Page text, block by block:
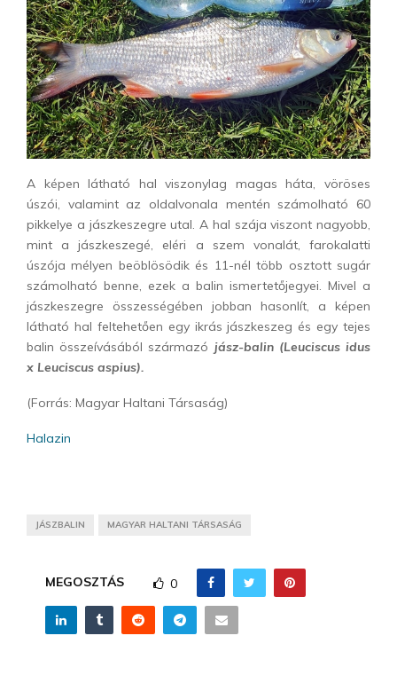
A képen látható hal viszonylag magas háta, vöröses
úszói, valamint az oldalvonala mentén számolható 60
pikkelye a jászkeszegre utal. A hal szája viszont nagyobb,
mint a jászkeszegé, eléri a szem vonalát, farokalatti
úszója mélyen beöblösödik és 11-nél több osztott sugár
számolható benne, ezek a balin ismertetőjegyei. Mivel a
jászkeszegre összességében jobban hasonlít, a képen
látható hal feltehetően egy ikrás jászkeszeg és egy tejes
balin összeívásából származó jász-balin (Leuciscus idus
x Leuciscus aspius).
(Forrás: Magyar Haltani Társaság)
Halazin
JÁSZBALIN MAGYAR HALTANI TÁRSASÁG
MEGOSZTÁS 0